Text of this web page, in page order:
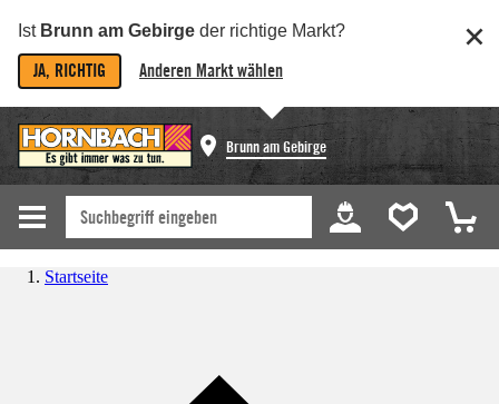
Ist Brunn am Gebirge der richtige Markt?
JA, RICHTIG Anderen Markt wählen
Brunn am Gebirge
Startseite